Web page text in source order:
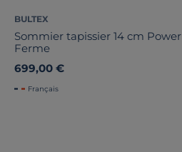
BULTEX
Sommier tapissier 14 cm Power
Ferme
699,00 €
Français